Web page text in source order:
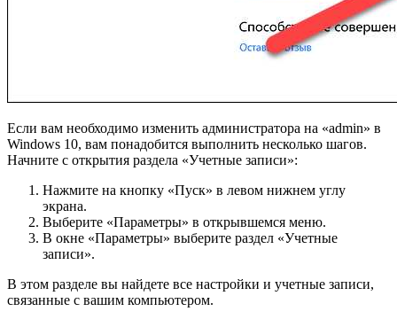
Если вам необходимо изменить администратора на «admin» в
Windows 10, вам понадобится выполнить несколько шагов.
Начните с открытия раздела «Учетные записи»:
Нажмите на кнопку «Пуск» в левом нижнем углу
экрана.
Выберите «Параметры» в открывшемся меню.
В окне «Параметры» выберите раздел «Учетные
записи».
В этом разделе вы найдете все настройки и учетные записи,
связанные с вашим компьютером.